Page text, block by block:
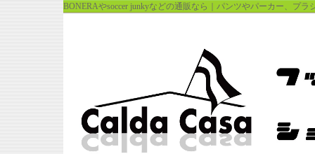
BONERAやsoccer junkyなどの通販なら｜パンツやパーカー、プラ